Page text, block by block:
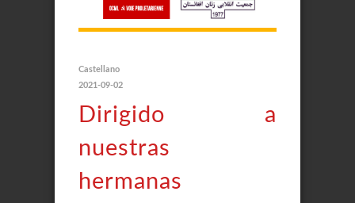
Castellano
2021-09-02
Dirigido a
nuestras
hermanas